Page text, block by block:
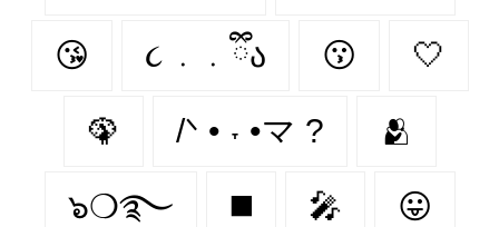
😘 ૮ ․ ․ ྀིა 😗 🤍
🦚 /ᐠ • ˕ •マ ? 🫂
๖❍࿐ ◼️ 🎤 😛